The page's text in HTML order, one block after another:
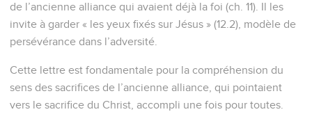
de l’ancienne alliance qui avaient déjà la foi (ch. 11). Il les
invite à garder « les yeux fixés sur Jésus » (12.2), modèle de
persévérance dans l’adversité.
Cette lettre est fondamentale pour la compréhension du
sens des sacrifices de l’ancienne alliance, qui pointaient
vers le sacrifice du Christ, accompli une fois pour toutes.